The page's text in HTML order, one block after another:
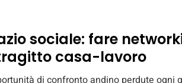
sociale: fare
casa-lavoro